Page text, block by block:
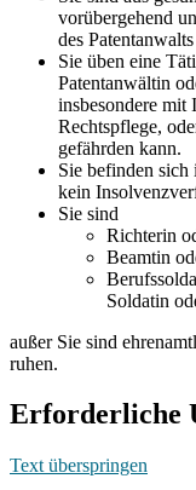
vorübergehend
des
Sie üben eine
Patentanwältin
insbesondere mit
Rechtspflege,
gefährden kann.
Sie befinden sich
kein
Sie sind
Richterin
Beamtin
Soldatin
außer Sie sind
ruhen.
Erforderliche
Text überspringen